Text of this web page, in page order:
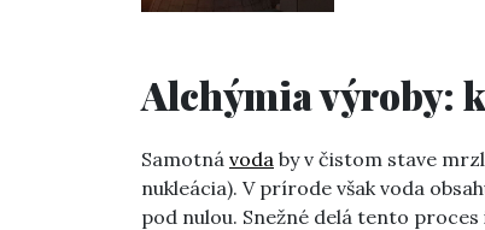
Alchýmia výroby:
Samotná voda by v čistom stave
nukleácia). V prírode však voda
pod nulou. Snežné delá tento